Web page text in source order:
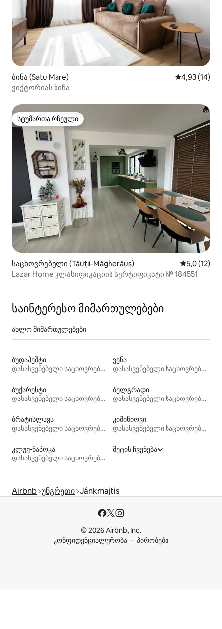
ბინა (Satu Mare) საშუალო
4,93 (14)
ვიქტორიას ბინა
სტუმართა რჩეული
სტუმართა რჩეული
საცხოვრებელი (Tăuții-Măgherăuș) საშუალო
5,0 (12)
Lazar Home კლასიფიკაციის სერტიფიკატი № 184551
საინტერესო მიმართულებები
ახლო მიმართულებები
ბუდაპეშტი
დასასვენებელი საცხოვრებლები
ვენა
დასასვენებელი საცხოვრებლები
ბუქარესტი
დასასვენებელი საცხოვრებლები
ბელგრადი
დასასვენებელი საცხოვრებლები
ბრატისლავა
დასასვენებელი საცხოვრებლები
კიშინიოვი
დასასვენებელი საცხოვრებლები
კლუჟ-ნაპოკა
დასასვენებელი საცხოვრებლები
მეტის ჩვენება
Airbnb უნგრეთი Jánkmajtis
© 2026 Airbnb, Inc.
კონფიდენციალურობა
პირობები